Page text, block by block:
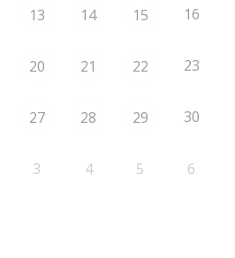
13 14 15 16
20 21 22 23
27 28 29 30
3 4 5 6